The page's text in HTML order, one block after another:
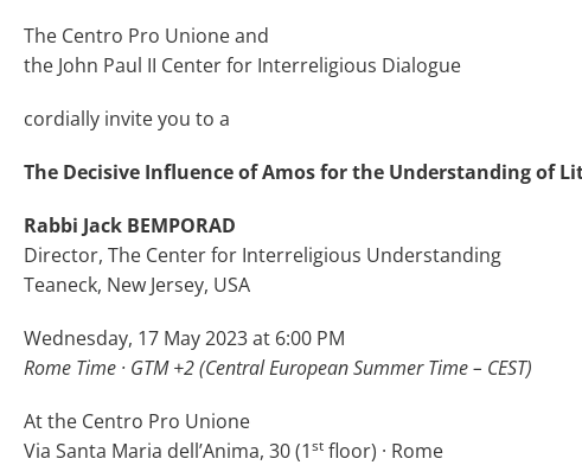
The Centro Pro Unione and
the John Paul II Center for Interreligious Dialogue
cordially invite you to a
The Decisive Influence of Amos for the Understanding of
Rabbi Jack BEMPORAD
Director, The Center for Interreligious Understanding
Teaneck, New Jersey, USA
Wednesday, 17 May 2023 at 6:00 PM
Rome Time · GTM +2 (Central European Summer Time – CEST)
At the Centro Pro Unione
Via Santa Maria dell’Anima, 30 (1st floor) · Rome